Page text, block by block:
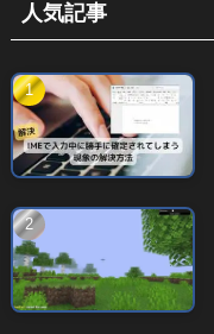
人気記事